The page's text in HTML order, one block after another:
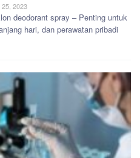
2023
deodorant spray – Penting untuk
hari, dan perawatan pribadi